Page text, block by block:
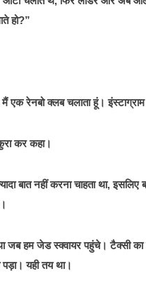
हो?”
एक रेनबो क्लब चलाता हूं।
कर कहा।
बात नहीं करना चाहता था, इसलिए
जब हम जेड स्क्वायर पहुंचे। टैक्सी का
पड़ा। यही तय था।